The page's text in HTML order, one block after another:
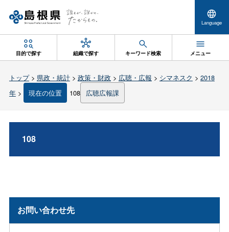
Language
目的で探す 組織で探す キーワード検索 メニュー
トップ> 県政・統計> 政策・財政 > 広聴・広報 > シマネスク > 2018
年> 現在の位置 108 広聴広報課
108
お問い合わせ先